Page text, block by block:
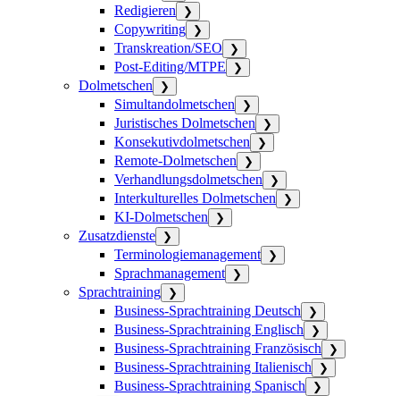
Redigieren ❯
Copywriting ❯
Transkreation/SEO ❯
Post-Editing/MTPE ❯
Dolmetschen ❯
Simultandolmetschen ❯
Juristisches Dolmetschen ❯
Konsekutivdolmetschen ❯
Remote-Dolmetschen ❯
Verhandlungsdolmetschen ❯
Interkulturelles Dolmetschen ❯
KI-Dolmetschen ❯
Zusatzdienste ❯
Terminologiemanagement ❯
Sprachmanagement ❯
Sprachtraining ❯
Business-Sprachtraining Deutsch ❯
Business-Sprachtraining Englisch ❯
Business-Sprachtraining Französisch ❯
Business-Sprachtraining Italienisch ❯
Business-Sprachtraining Spanisch ❯